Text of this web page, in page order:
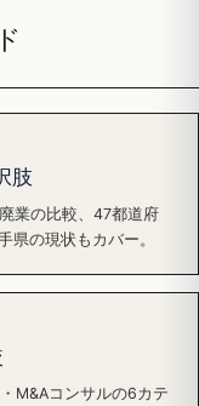
肢
業の比較、47都道府
県の現状もカバー。
M&Aコンサルの6カテ